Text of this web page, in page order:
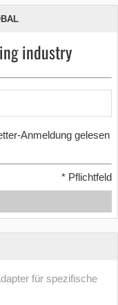
industry
Anmeldung gelesen
* Pflichtfeld
für spezifische